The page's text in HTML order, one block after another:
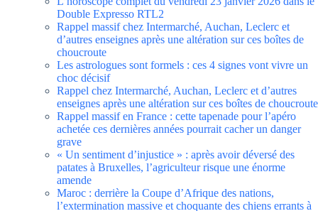
Double Expresso RTL2
Rappel massif chez Intermarché, Auchan, Leclerc et
d’autres enseignes après une altération sur ces boîtes de
choucroute
Les astrologues sont formels : ces 4 signes vont vivre un
choc décisif
Rappel chez Intermarché, Auchan, Leclerc et d’autres
enseignes après une altération sur ces boîtes de choucroute
Rappel massif en France : cette tapenade pour l’apéro
achetée ces dernières années pourrait cacher un danger
grave
« Un sentiment d’injustice » : après avoir déversé des
patates à Bruxelles, l’agriculteur risque une énorme
amende
Maroc : derrière la Coupe d’Afrique des nations,
l’extermination massive et choquante des chiens errants à